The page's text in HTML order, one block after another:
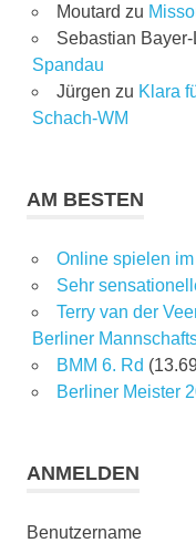
Moutard zu
Sebastian
Spandau
Jürgen zu Klara
Schach-WM
AM BESTEN
Online spielen
Sehr
Terry van der
Berliner
BMM 6. Rd
Berliner Meister
ANMELDEN
Benutzername